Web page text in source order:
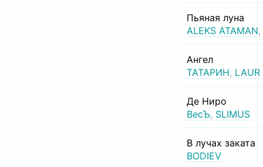
Пьяная луна
ALEKS ATAMAN,
Ангел
ТАТАРИН, LAUR
Де Ниро
ВесЪ, SLIMUS
В лучах заката
BODIEV